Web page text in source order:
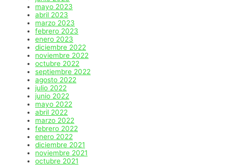
mayo 2023
abril 2023
marzo 2023
febrero 2023
enero 2023
diciembre 2022
noviembre 2022
octubre 2022
septiembre 2022
agosto 2022
julio 2022
junio 2022
mayo 2022
abril 2022
marzo 2022
febrero 2022
enero 2022
diciembre 2021
noviembre 2021
octubre 2021